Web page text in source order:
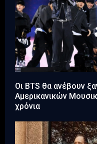
Οι BTS θα ανέβουν
Αμερικανικών
χρόνια